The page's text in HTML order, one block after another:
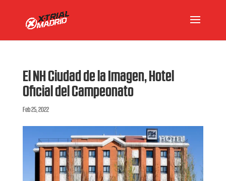
El NH Ciudad de la Imagen, Hotel
Oficial del Campeonato
Feb 25, 2022